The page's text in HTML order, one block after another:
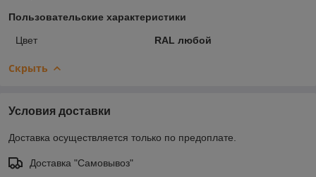
Пользовательские характеристики
Цвет RAL любой
Скрыть
Условия доставки
Доставка осуществляется только по предоплате.
Доставка "Самовывоз"